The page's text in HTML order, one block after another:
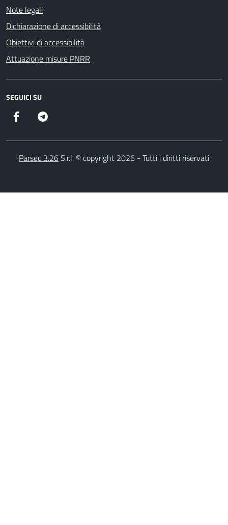
Note legali
Dichiarazione di accessibilità
Obiettivi di accessibilità
Attuazione misure PNRR
SEGUICI SU
Facebook
Parsec 3.26S.r.l. © copyright 2026 - Tutti i diritti riservati